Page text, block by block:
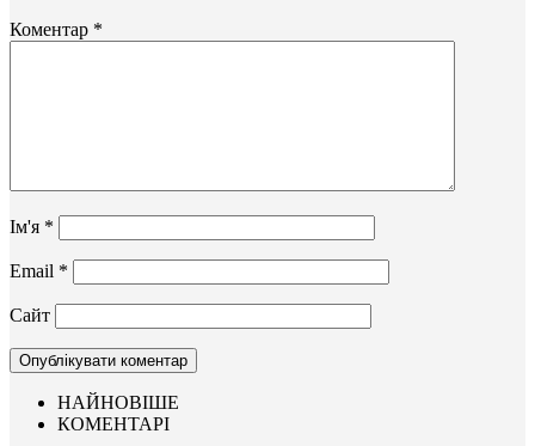
Коментар *
Ім'я *
Email *
Сайт
НАЙНОВІШЕ
КОМЕНТАРІ